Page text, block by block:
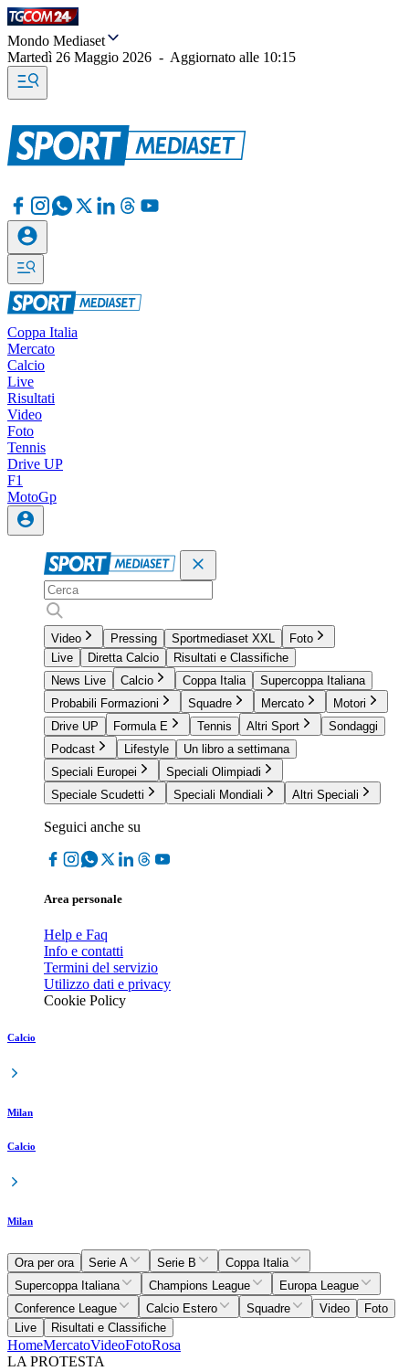
Mondo Mediaset
Martedì 26 Maggio 2026 - Aggiornato alle 10:15
Coppa Italia
Mercato
Calcio
Live
Risultati
Video
Foto
Tennis
Drive UP
F1
MotoGp
Video Pressing Sportmediaset XXL
Foto
Live
Diretta Calcio
Risultati e Classifiche
News Live
Calcio Coppa Italia
Supercoppa Italiana
Probabili Formazioni
Squadre Mercato
Motori
Drive UP
Formula E Tennis Altri Sport
Sondaggi
Podcast
Lifestyle
Un libro a settimana
Speciali Europei
Speciali Olimpiadi
Speciale Scudetti
Speciali Mondiali Altri Speciali
Seguici anche su
Area personale
Help e Faq
Info e contatti
Termini del servizio
Utilizzo dati e privacy
Cookie Policy
Calcio
Milan
Calcio
Milan
Ora per ora Serie A Serie B
Coppa Italia
Supercoppa Italiana
Champions League
Europa League
Conference League
Calcio Estero Squadre Video
Foto
Live
Risultati e Classifiche
HomeMercatoVideoFotoRosa
LA PROTESTA